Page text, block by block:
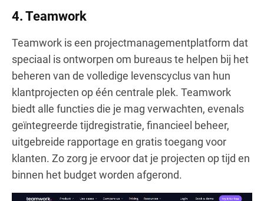
4. Teamwork
Teamwork is een projectmanagementplatform dat
speciaal is ontworpen om bureaus te helpen bij het
beheren van de volledige levenscyclus van hun
klantprojecten op één centrale plek. Teamwork
biedt alle functies die je mag verwachten, evenals
geïntegreerde tijdregistratie, financieel beheer,
uitgebreide rapportage en gratis toegang voor
klanten. Zo zorg je ervoor dat je projecten op tijd en
binnen het budget worden afgerond.